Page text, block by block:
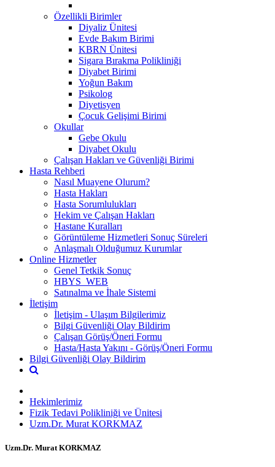
Özellikli Birimler
Diyaliz Ünitesi
Evde Bakım Birimi
KBRN Ünitesi
Sigara Bırakma Polikliniği
Diyabet Birimi
Yoğun Bakım
Psikolog
Diyetisyen
Çocuk Gelişimi Birimi
Okullar
Gebe Okulu
Diyabet Okulu
Çalışan Hakları ve Güvenliği Birimi
Hasta Rehberi
Nasıl Muayene Olurum?
Hasta Hakları
Hasta Sorumlulukları
Hekim ve Çalışan Hakları
Hastane Kuralları
Görüntüleme Hizmetleri Sonuç Süreleri
Anlaşmalı Olduğumuz Kurumlar
Online Hizmetler
Genel Tetkik Sonuç
HBYS_WEB
Satınalma ve İhale Sistemi
İletişim
İletişim - Ulaşım Bilgilerimiz
Bilgi Güvenliği Olay Bildirim
Çalışan Görüş/Öneri Formu
Hasta/Hasta Yakını - Görüş/Öneri Formu
Bilgi Güvenliği Olay Bildirim
Hekimlerimiz
Fizik Tedavi Polikliniği ve Ünitesi
Uzm.Dr. Murat KORKMAZ
Uzm.Dr. Murat KORKMAZ